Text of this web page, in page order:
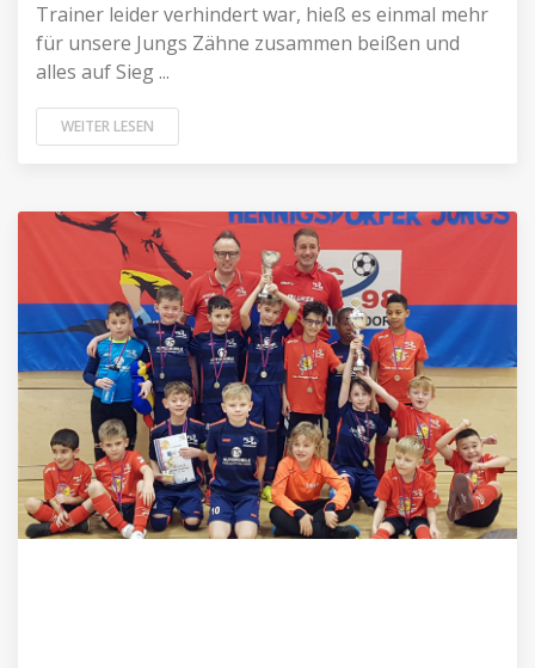
Trainer leider verhindert war, hieß es einmal mehr
für unsere Jungs Zähne zusammen beißen und
alles auf Sieg ...
WEITER LESEN